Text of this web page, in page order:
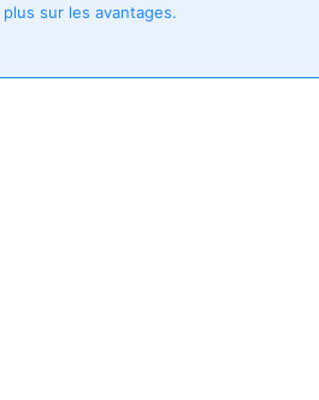
sur les avantages.